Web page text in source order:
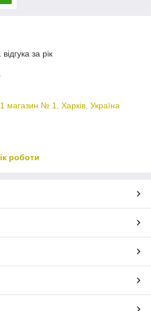
за рік
магазин № 1, Харків, Україна
роботи